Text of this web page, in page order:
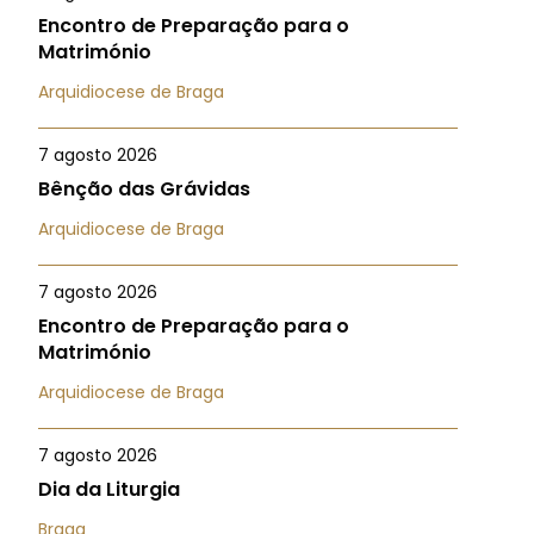
Encontro de Preparação para o
Matrimónio
Arquidiocese de Braga
7 agosto 2026
Bênção das Grávidas
Arquidiocese de Braga
7 agosto 2026
Encontro de Preparação para o
Matrimónio
Arquidiocese de Braga
7 agosto 2026
Dia da Liturgia
Braga